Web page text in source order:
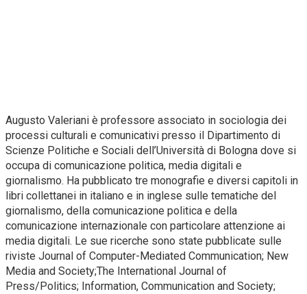
Augusto Valeriani è professore associato in sociologia dei
processi culturali e comunicativi presso il Dipartimento di
Scienze Politiche e Sociali dell’Università di Bologna dove si
occupa di comunicazione politica, media digitali e
giornalismo. Ha pubblicato tre monografie e diversi capitoli in
libri collettanei in italiano e in inglese sulle tematiche del
giornalismo, della comunicazione politica e della
comunicazione internazionale con particolare attenzione ai
media digitali. Le sue ricerche sono state pubblicate sulle
riviste Journal of Computer-Mediated Communication; New
Media and Society;The International Journal of
Press/Politics; Information, Communication and Society;